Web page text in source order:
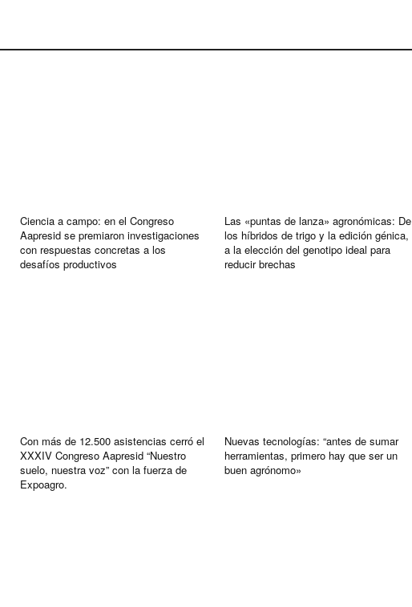
Ciencia a campo: en el Congreso
Aapresid se premiaron investigaciones
con respuestas concretas a los
desafíos productivos
Las «puntas de lanza» agronómicas: De
los híbridos de trigo y la edición génica,
a la elección del genotipo ideal para
reducir brechas
Con más de 12.500 asistencias cerró el
XXXIV Congreso Aapresid “Nuestro
suelo, nuestra voz” con la fuerza de
Expoagro.
Nuevas tecnologías: “antes de sumar
herramientas, primero hay que ser un
buen agrónomo»